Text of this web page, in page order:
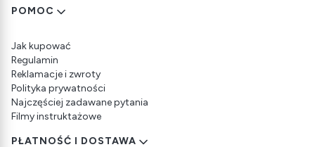
Linki w stopce
POMOC
Jak kupować
Regulamin
Reklamacje i zwroty
Polityka prywatności
Najczęściej zadawane pytania
Filmy instruktażowe
PŁATNOŚĆ I DOSTAWA